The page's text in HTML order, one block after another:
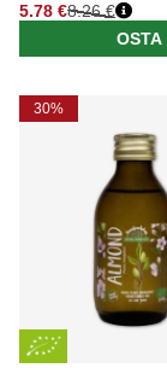
5.78 €
Normaali hinta
8.26 €
OSTA
30%